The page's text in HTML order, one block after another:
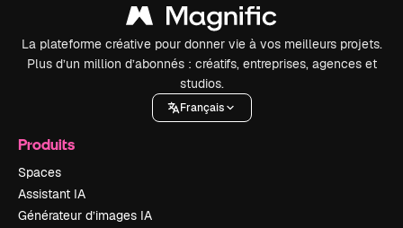
La plateforme créative pour donner vie à vos meilleurs projets.
Plus d’un million d’abonnés : créatifs, entreprises, agences et
studios.
Français
Produits
Spaces
Assistant IA
Générateur d’images IA